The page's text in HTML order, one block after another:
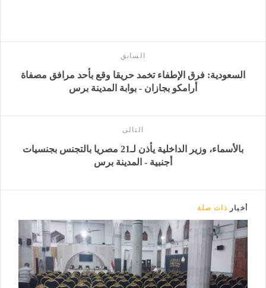
السابق
السعودية: فرق الإطفاء تخمد حريقا وقع بأحد مرافق مصفاة
أرامكو بجازان - بوابة المدينة برس
التالى
بالأسماء، وزير الداخلية يأذن لـ21 مصريا بالتجنس بجنسيات
أجنبية - المدينة برس
أخبار ذات صلة